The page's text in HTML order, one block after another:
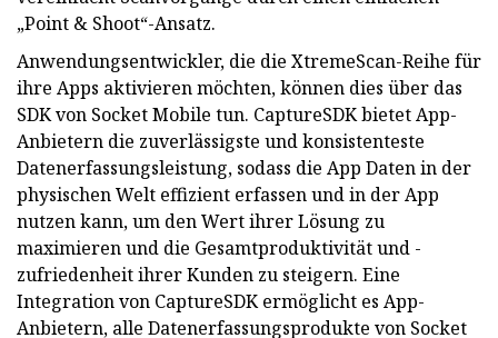
„Point & Shoot“-Ansatz.
Anwendungsentwickler, die die XtremeScan-Reihe für
ihre Apps aktivieren möchten, können dies über das
SDK von Socket Mobile tun. CaptureSDK bietet App-
Anbietern die zuverlässigste und konsistenteste
Datenerfassungsleistung, sodass die App Daten in der
physischen Welt effizient erfassen und in der App
nutzen kann, um den Wert ihrer Lösung zu
maximieren und die Gesamtproduktivität und -
zufriedenheit ihrer Kunden zu steigern. Eine
Integration von CaptureSDK ermöglicht es App-
Anbietern, alle Datenerfassungsprodukte von Socket